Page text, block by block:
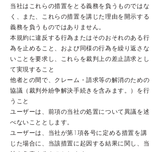
当社はこれらの措置をとる義務を負うものではな
く、また、これらの措置を講じた理由を開示する
義務を負うものではありません。
本規約に違反する行為またはそのおそれのある行
為を止めること、および同様の行為を繰り返さな
いことを要求し、これらを裁判上の差止請求とし
て実現すること
他者との間で、クレーム・請求等の解消のための
協議（裁判外紛争解決手続きを含みます。）を行
うこと
ユーザーは、前項の当社の処置について異議を述
べないこととします。
ユーザーは、当社が第1項各号に定める措置を講
じた場合に、当該措置に起因する結果に関し、当